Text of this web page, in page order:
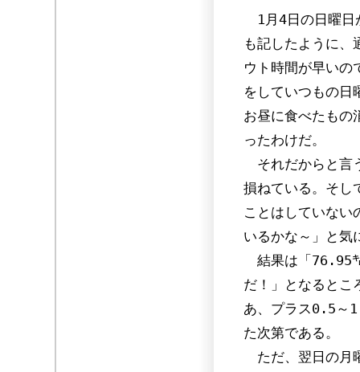
1月4日の日曜日
も記したように、
ウト時間が早いの
をしていつもの日
お昼に食べたもの
ったわけだ。
それだからと言
損ねている。そし
ことはしていない
いるかな～」と気
結果は「76.95
だ！」となるとこ
あ、プラス0.5～
た次第である。
ただ、翌日の月